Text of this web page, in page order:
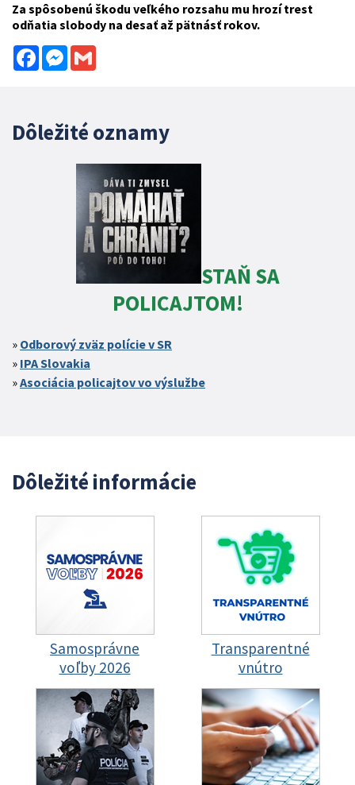
Za spôsobenú škodu veľkého rozsahu mu hrozí trest
odňatia slobody na desať až pätnásť rokov.
FacebookMessenger
Dôležité oznamy
STAŇ SA
POLICAJTOM!
Odborový zväz polície v SR
IPA Slovakia
Asociácia policajtov vo výslužbe
Dôležité informácie
Samosprávne
voľby 2026
Transparentné
vnútro